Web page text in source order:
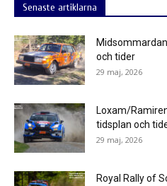
Senaste artiklarna
och tider
29 maj, 2026
Loxam/
tidsplan och
29 maj, 2026
Royal Rally of